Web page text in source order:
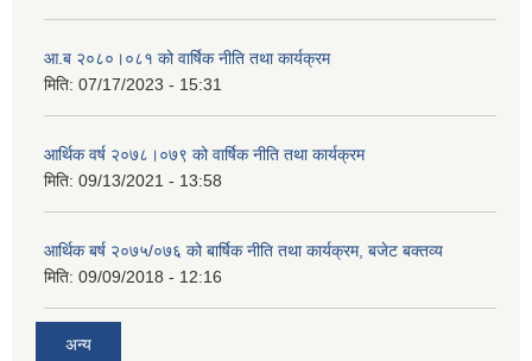
आ.ब २०८०।०८१ को वार्षिक नीति तथा कार्यक्रम
मिति: 07/17/2023 - 15:31
आर्थिक वर्ष २०७८।०७९ को वार्षिक नीति तथा कार्यक्रम
मिति: 09/13/2021 - 13:58
आर्थिक बर्ष २०७५/०७६ को बार्षिक नीति तथा कार्यक्रम, बजेट बक्तव्य
मिति: 09/09/2018 - 12:16
अन्य